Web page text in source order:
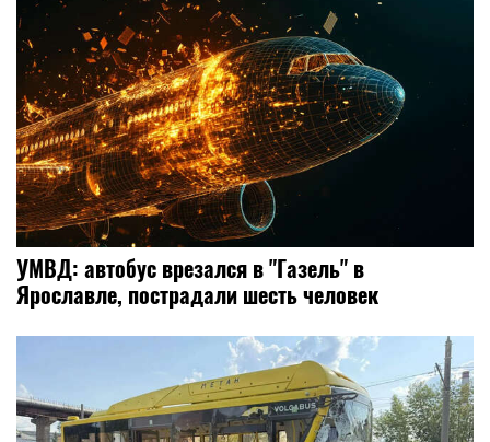
УМВД: автобус врезался в "Газель" в
Ярославле, пострадали шесть человек